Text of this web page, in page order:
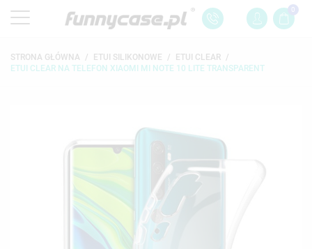
0
STRONA GŁÓWNA ETUI SILIKONOWE
ETUI CLEAR
ETUI CLEAR NA TELEFON XIAOMI MI NOTE 10 LITE TRANSPARENT